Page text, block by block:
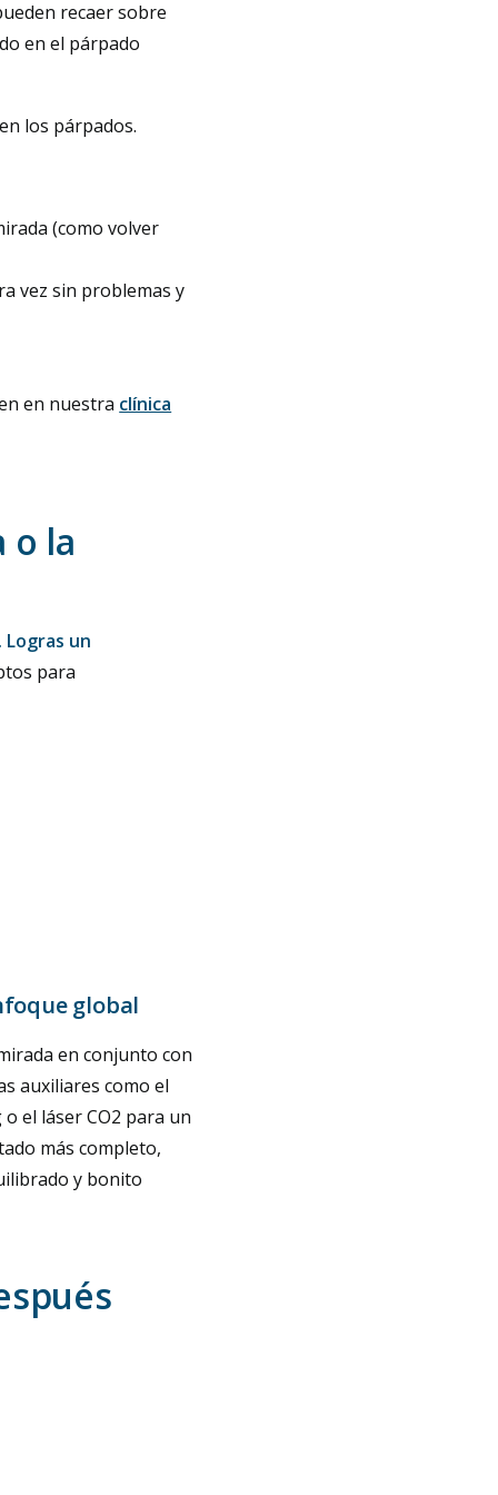
recaer sobre
en el párpado
los párpados.
(como volver
vez sin problemas y
en nuestra clínica
o la
Logras un
para
global
en conjunto con
auxiliares como el
el láser CO2 para un
más completo,
y bonito